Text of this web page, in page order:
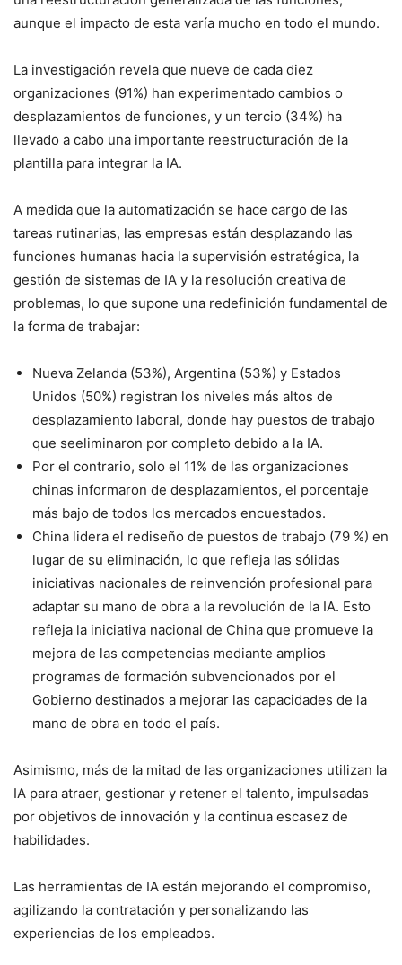
aunque el impacto de esta varía mucho en todo el mundo.
La investigación revela que nueve de cada diez
organizaciones (91%) han experimentado cambios o
desplazamientos de funciones, y un tercio (34%) ha
llevado a cabo una importante reestructuración de la
plantilla para integrar la IA.
A medida que la automatización se hace cargo de las
tareas rutinarias, las empresas están desplazando las
funciones humanas hacia la supervisión estratégica, la
gestión de sistemas de IA y la resolución creativa de
problemas, lo que supone una redefinición fundamental de
la forma de trabajar:
Nueva Zelanda (53%), Argentina (53%) y Estados
Unidos (50%) registran los niveles más altos de
desplazamiento laboral, donde hay puestos de trabajo
que seeliminaron por completo debido a la IA.
Por el contrario, solo el 11% de las organizaciones
chinas informaron de desplazamientos, el porcentaje
más bajo de todos los mercados encuestados.
China lidera el rediseño de puestos de trabajo (79 %) en
lugar de su eliminación, lo que refleja las sólidas
iniciativas nacionales de reinvención profesional para
adaptar su mano de obra a la revolución de la IA. Esto
refleja la iniciativa nacional de China que promueve la
mejora de las competencias mediante amplios
programas de formación subvencionados por el
Gobierno destinados a mejorar las capacidades de la
mano de obra en todo el país.
Asimismo, más de la mitad de las organizaciones utilizan la
IA para atraer, gestionar y retener el talento, impulsadas
por objetivos de innovación y la continua escasez de
habilidades.
Las herramientas de IA están mejorando el compromiso,
agilizando la contratación y personalizando las
experiencias de los empleados.